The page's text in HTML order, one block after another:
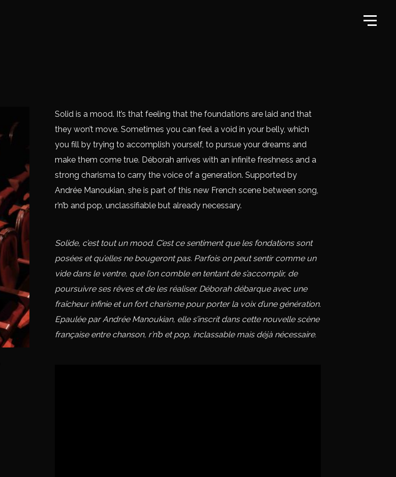
Solid is a mood. It’s that feeling that the foundations are laid and that
they won’t move. Sometimes you can feel a void in your belly, which
you fill by trying to accomplish yourself, to pursue your dreams and
make them come true. Déborah arrives with an infinite freshness and a
strong charisma to carry the voice of a generation. Supported by
Andrée Manoukian, she is part of this new French scene between song,
r’n’b and pop, unclassifiable but already necessary.
Solide, c’est tout un mood. C’est ce sentiment que les fondations sont
posées et qu’elles ne bougeront pas. Parfois on peut sentir comme un
vide dans le ventre, que l’on comble en tentant de s’accomplir, de
poursuivre ses rêves et de les réaliser. Déborah débarque avec une
fraîcheur infinie et un fort charisme pour porter la voix d’une génération.
Epaulée par Andrée Manoukian, elle s’inscrit dans cette nouvelle scène
française entre chanson, r’n’b et pop, inclassable mais déjà nécessaire.